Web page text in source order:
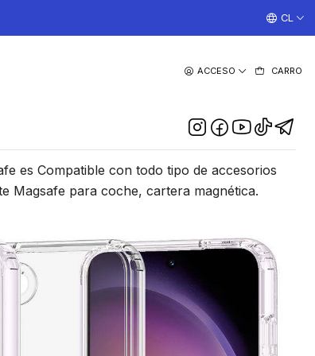
ACCESO CARRO
¡TRABAJAMOS TODOS LOS DIAS CON ENVIOS A TODO
CL
Para Samsung
es Compatible con todo tipo de accesorios
Magsafe para coche, cartera magnética.